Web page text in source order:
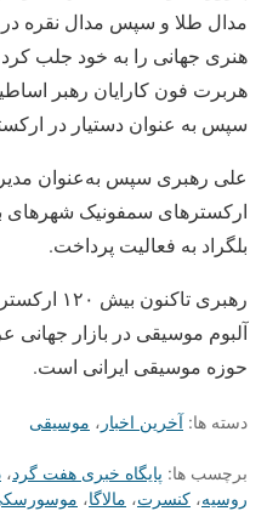
مدال طلا و سپس مدال نقره
هنری جهانی را به خود جلب
هربرت فون کارایان رهبر
سپس به عنوان دستیار در
علی رهبری سپس به‌عنوان
ارکسترهای سمفونیک شهرهای
بلگراد به فعالیت پرداخت.
آلبوم موسیقی در بازار جهانی
حوزه موسیقی ایرانی است.
دسته ها: آخرین اخبار ، موسیقی
برچسب ها: پایگاه خبری هفت گرد،
روسیه، کنسرت، مالاگا،